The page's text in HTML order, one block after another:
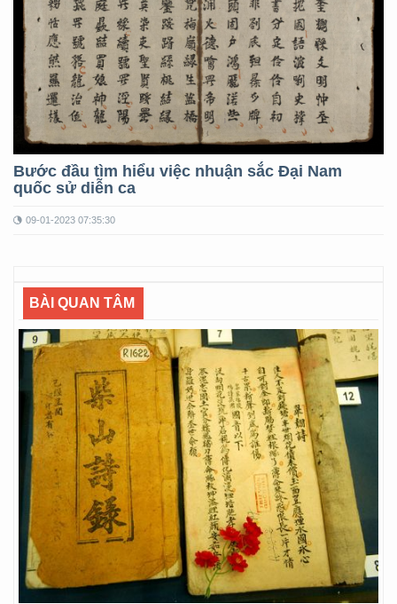
Bước đầu tìm hiểu việc nhuận sắc Đại Nam
quốc sử diễn ca
09-01-2023 07:35:30
BÀI QUAN TÂM